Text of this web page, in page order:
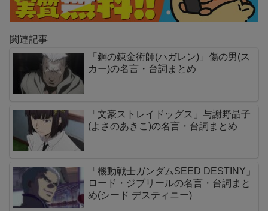
関連記事
「鋼の錬金術師(ハガレン)」傷の男(ス
カー)の名言・台詞まとめ
「文豪ストレイドッグス」与謝野晶子
(よさのあきこ)の名言・台詞まとめ
「機動戦士ガンダムSEED DESTINY」
ロード・ジブリールの名言・台詞まと
め(シード デスティニー)